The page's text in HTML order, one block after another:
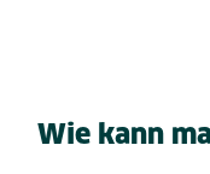
Wie kann